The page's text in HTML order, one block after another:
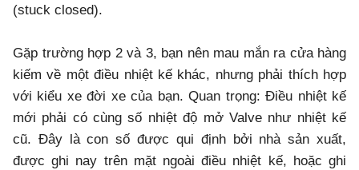
(stuck closed).
Gặp trường hợp 2 và 3, bạn nên mau mắn ra cửa hàng
kiếm về một điều nhiệt kế khác, nhưng phải thích hợp
với kiểu xe đời xe của bạn. Quan trọng: Điều nhiệt kế
mới phải có cùng số nhiệt độ mở Valve như nhiệt kế
cũ. Đây là con số được qui định bởi nhà sản xuất,
được ghi nay trên mặt ngoài điều nhiệt kế, hoặc ghi